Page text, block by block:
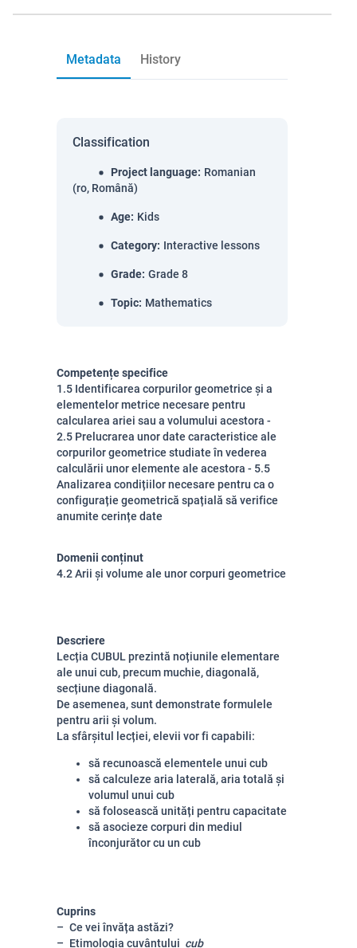
Metadata History
Classification
Project language: Romanian
(ro, Română)
Age: Kids
Category: Interactive lessons
Grade: Grade 8
Topic: Mathematics
Competențe specifice
1.5 Identificarea corpurilor geometrice și a
elementelor metrice necesare pentru
calcularea ariei sau a volumului acestora -
2.5 Prelucrarea unor date caracteristice ale
corpurilor geometrice studiate în vederea
calculării unor elemente ale acestora - 5.5
Analizarea condițiilor necesare pentru ca o
configurație geometrică spațială să verifice
anumite cerințe date
Domenii conținut
4.2 Arii și volume ale unor corpuri geometrice
Descriere
Lecția CUBUL prezintă noțiunile elementare
ale unui cub, precum muchie, diagonală,
secțiune diagonală.
De asemenea, sunt demonstrate formulele
pentru arii și volum.
La sfârșitul lecției, elevii vor fi capabili:
să recunoască elementele unui cub
să calculeze aria laterală, aria totală și
volumul unui cub
să folosească unități pentru capacitate
să asocieze corpuri din mediul
înconjurător cu un cub
Cuprins
Ce vei învăța astăzi?
Etimologia cuvântului cub